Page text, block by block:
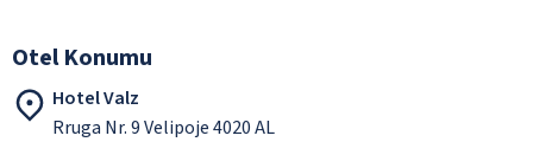
Otel Konumu
Hotel Valz
Rruga Nr. 9 Velipoje 4020 AL